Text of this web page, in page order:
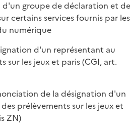
groupe de déclaration et de
certains services fournis par les
numérique
d'un représentant au
sur les jeux et paris (CGI, art.
de la désignation d'un
prélèvements sur les jeux et
ZN)